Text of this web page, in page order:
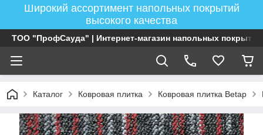
Широкий ассортимент напольных покрытий
высокого качества
ТОО "ПрофСауда" | Интернет-магазин напольных покрытий
Каталог Ковровая плитка Ковровая плитка Betap